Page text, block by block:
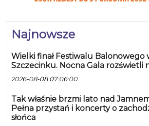
Najnowsze
Wielki finał Festiwalu Balonowego
Szczecinku. Nocna Gala rozświetli
2026-08-08 07:06:00
Tak właśnie brzmi lato nad
Pełna przystań i koncerty o
słońca